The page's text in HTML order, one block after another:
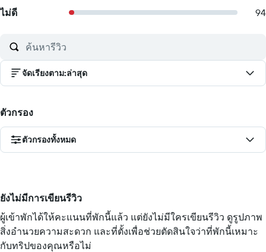
ไม่ดี
94
จัดเรียงตาม:ล่าสุด
ตัวกรอง
ตัวกรองทั้งหมด
ยังไม่มีการเขียนรีวิว
ผู้เข้าพักได้ให้คะแนนที่พักนี้แล้ว แต่ยังไม่มีใครเขียนรีวิว ดูรูปภาพ
สิ่งอำนวยความสะดวก และที่ตั้งเพื่อช่วยตัดสินใจว่าที่พักนี้เหมาะ
กับทริปของคุณหรือไม่